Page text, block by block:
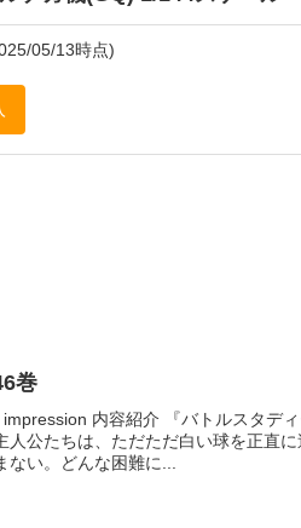
05/13時点)
巻
内容紹介 『バトルスタデ
人公たちは、ただただ白い球を正直
い。どんな困難に...